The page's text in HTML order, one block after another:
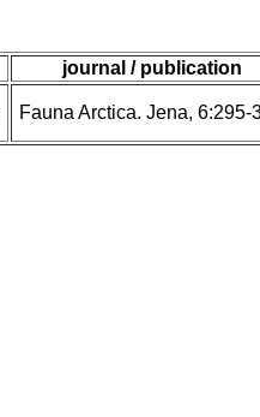
journal / publication
Fauna Arctica. Jena, 6:295-